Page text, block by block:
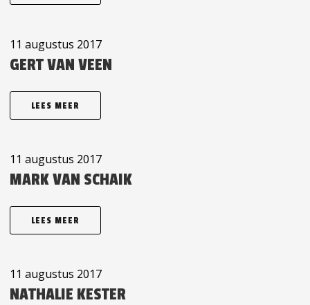
11 augustus 2017
GERT VAN VEEN
LEES MEER
11 augustus 2017
MARK VAN SCHAIK
LEES MEER
11 augustus 2017
NATHALIE KESTER